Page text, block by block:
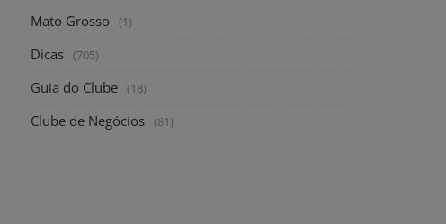
Mato Grosso (1)
Dicas (705)
Guia do Clube (18)
Clube de Negócios (81)